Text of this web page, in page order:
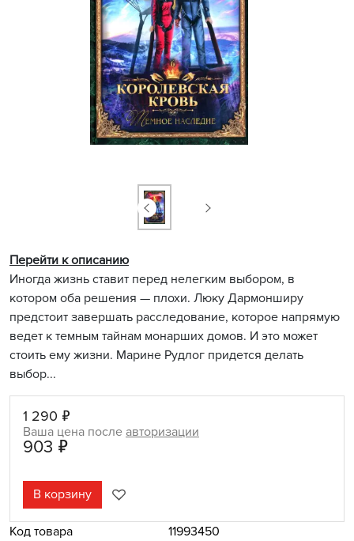
Иногда жизнь ставит перед нелегким выбором, в
котором оба решения — плохи. Люку Дармонширу
предстоит завершать расследование, которое напрямую
ведет к темным тайнам монарших домов. И это может
стоить ему жизни. Марине Рудлог придется делать
выбор...
Перейти к описанию
1 290 ₽
Ваша цена после авторизации
903 ₽
В корзину
Код товара
11993450